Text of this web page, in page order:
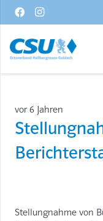
vor 6 Jahren
Stellungnahme von